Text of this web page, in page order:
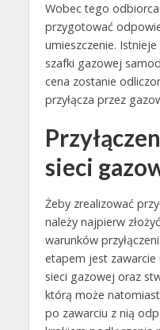
Wobec tego odbiorca
przygotować
umieszczenie.
szafki gazowej
cena zostanie
przyłącza przez
sieci
Żeby zrealizować
należy najpierw
warunków
etapem jest zawarcie
sieci gazowej oraz
którą może
po zawarciu z nią